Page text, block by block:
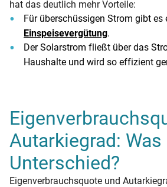
hat das deutlich mehr Vorteile:
Für überschüssigen Strom gibt es
Einspeisevergütung.
Der Solarstrom fließt über das
Haushalte und wird so effizient
Autarkiegrad:
Unterschied?
Eigenverbrauchsquote und